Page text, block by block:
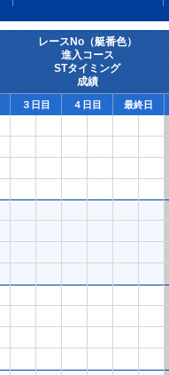
レースNo（艇番色）
進入コース
STタイミング
成績
３日目 ４日目 最終日